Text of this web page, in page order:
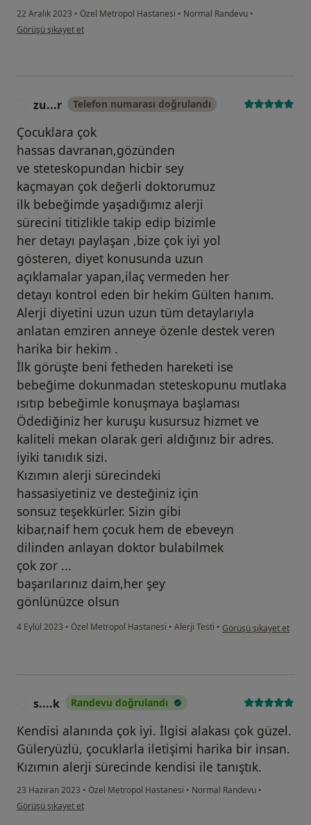
22 Aralık 2023 • Özel Metropol Hastanesi • Normal Randevu •
kullanıcının görüşüne göre ç....ş
Görüşü şikayet et
zu...r Telefon numarası doğrulandı
Çocuklara çok
hassas davranan,gözünden
ve steteskopundan hicbir sey
kaçmayan çok değerli doktorumuz
ilk bebeğimde yaşadığımız alerji
sürecini titizlikle takip edip bizimle
her detayı paylaşan ,bize çok iyi yol
gösteren, diyet konusunda uzun
açıklamalar yapan,ilaç vermeden her
detayı kontrol eden bir hekim Gülten hanım.
Alerji diyetini uzun uzun tüm detaylarıyla
anlatan emziren anneye özenle destek veren
harika bir hekim .
İlk görüşte beni fetheden hareketi ise
bebeğime dokunmadan steteskopunu mutlaka
ısıtıp bebeğimle konuşmaya başlaması
Ödediğiniz her kuruşu kusursuz hizmet ve
kaliteli mekan olarak geri aldığınız bir adres.
iyiki tanıdık sizi.
Kızımın alerji sürecindeki
hassasiyetiniz ve desteğiniz için
sonsuz teşekkürler. Sizin gibi
kibar,naif hem çocuk hem de ebeveyn
dilinden anlayan doktor bulabilmek
çok zor ...
başarılarınız daim,her şey
gönlünüzce olsun
4 Eylül 2023 • Özel Metropol Hastanesi • Alerji Testi • kullanıcının görüşüne
Görüşü şikayet et
s....k Randevu doğrulandı
Kendisi alanında çok iyi. İlgisi alakası çok güzel.
Güleryüzlü, çocuklarla iletişimi harika bir insan.
Kızımın alerji sürecinde kendisi ile tanıştık.
23 Haziran 2023 • Özel Metropol Hastanesi • Normal Randevu •
kullanıcının görüşüne göre s....k
Görüşü şikayet et